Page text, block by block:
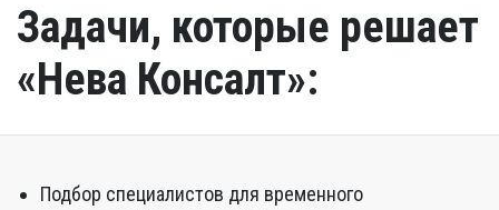
Задачи, которые решает
«Нева Консалт»:
Подбор специалистов для временного